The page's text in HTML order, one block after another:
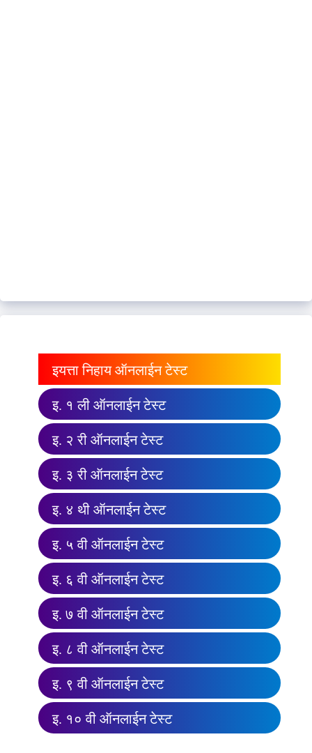
इयत्ता निहाय ऑनलाईन टेस्ट
इ. १ ली ऑनलाईन टेस्ट
इ. २ री ऑनलाईन टेस्ट
इ. ३ री ऑनलाईन टेस्ट
इ. ४ थी ऑनलाईन टेस्ट
इ. ५ वी ऑनलाईन टेस्ट
इ. ६ वी ऑनलाईन टेस्ट
इ. ७ वी ऑनलाईन टेस्ट
इ. ८ वी ऑनलाईन टेस्ट
इ. ९ वी ऑनलाईन टेस्ट
इ. १० वी ऑनलाईन टेस्ट